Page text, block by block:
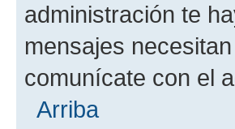
administración te
mensajes
comunícate con el
Arriba